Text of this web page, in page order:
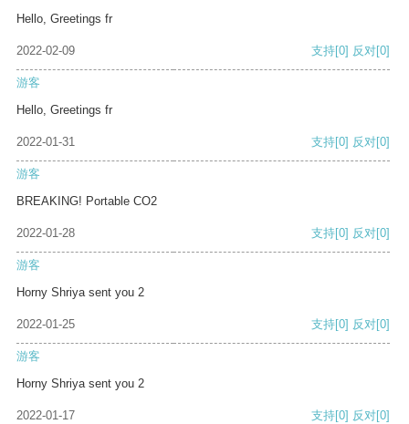
Hello, Greetings fr
2022-02-09 支持[0] 反对[0]
游客
Hello, Greetings fr
2022-01-31 支持[0] 反对[0]
游客
BREAKING! Portable CO2
2022-01-28 支持[0] 反对[0]
游客
Horny Shriya sent you 2
2022-01-25 支持[0] 反对[0]
游客
Horny Shriya sent you 2
2022-01-17 支持[0] 反对[0]